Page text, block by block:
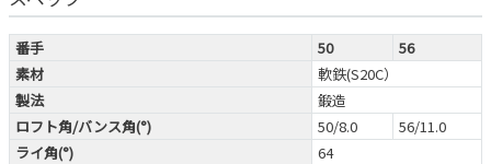
番手 50
56
素材
軟鉄(S20C）
製法
鍛造
ロフト角/バンス角(°)
50/8.0
56/11.0
ライ角(°)
64